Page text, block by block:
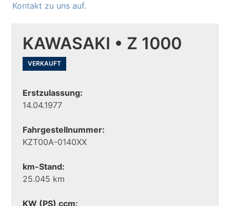
Kontakt zu uns auf.
KAWASAKI • Z 1000
VERKAUFT
Erstzulassung:
14.04.1977
Fahrgestellnummer:
KZT00A-0140XX
km-Stand:
25.045 km
KW (PS) ccm: